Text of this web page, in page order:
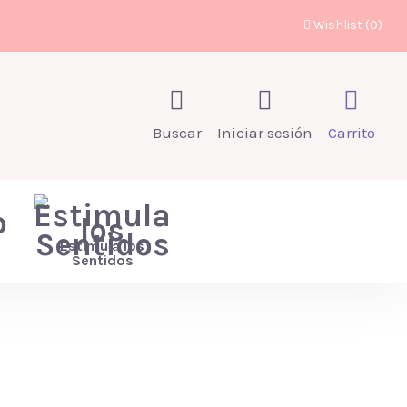
Wishlist (0)
Buscar Iniciar sesión Carrito
Estimula los
Sentidos